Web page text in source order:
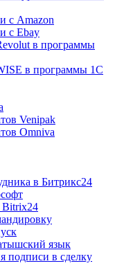
с Amazon
с Ebay
в программы
в программы 1C
Venipak
Omniva
в Битрикс24
Bitrix24
язык
подписи в сделку